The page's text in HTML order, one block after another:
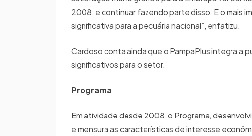
2008, e continuar fazendo parte disso. E o mais
significativa para a pecuária nacional”, enfatizu.
Cardoso conta ainda que o PampaPlus integra a
significativos para o setor.
Programa
Em atividade desde 2008, o Programa,
e mensura as características de interesse